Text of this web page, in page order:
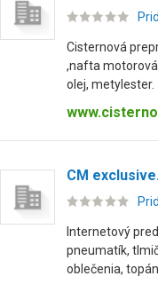
Cisternová
,nafta
olej, metylester.
CM
Internetový
pneumatík,
oblečenia,